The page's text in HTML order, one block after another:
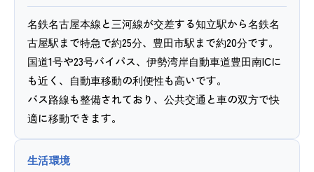
名鉄名古屋本線と三河線が交差する知立駅から名鉄名
古屋駅まで特急で約25分、豊田市駅まで約20分です。
国道1号や23号バイパス、伊勢湾岸自動車道豊田南ICに
も近く、自動車移動の利便性も高いです。
バス路線も整備されており、公共交通と車の双方で快
適に移動できます。
生活環境